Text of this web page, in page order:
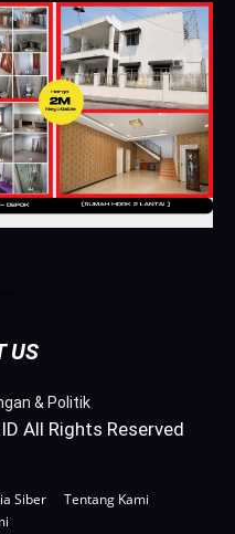
US
& Politik
All Rights Reserved
Siber
Tentang Kami